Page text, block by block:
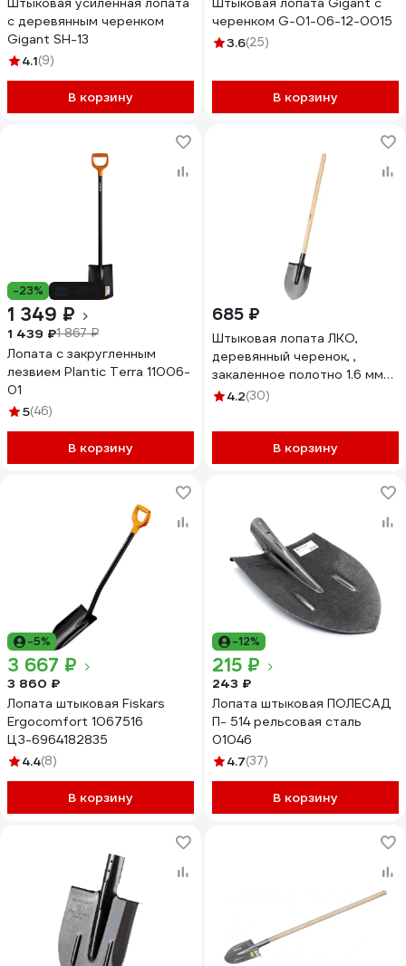
с деревянным черенком
Gigant SH-13
4.1(9)
В корзину
черенком G-01-06-12-0015
3.6(25)
В корзину
-23%
1 349 ₽
1 439 ₽1 867 ₽
Лопата с закругленным
лезвием Plantic Terra 11006-
01
5(46)
В корзину
685 ₽
Штыковая лопата ЛКО,
деревянный черенок, ,
закаленное полотно 1.6 мм
ЗУБР 39570
4.2(30)
В корзину
-5%
3 667 ₽
3 860 ₽
Лопата штыковая Fiskars
Ergocomfort 1067516
ЦЗ-6964182835
4.4(8)
В корзину
-12%
215 ₽
243 ₽
Лопата штыковая ПОЛЕСАД
П- 514 рельсовая сталь
01046
4.7(37)
В корзину